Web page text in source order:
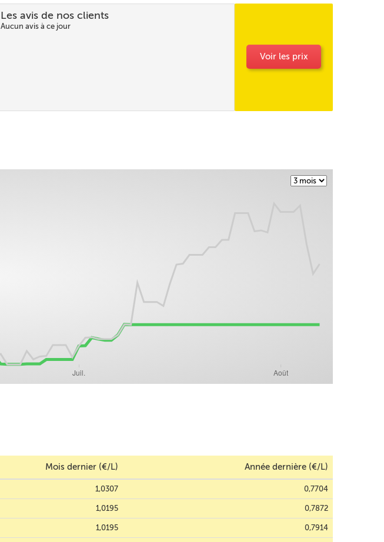
Les avis de nos clients
Aucun avis à ce jour
Voir les prix
Mois dernier (€/L) Année dernière (€/L)
1,0307 0,7704
1,0195 0,7872
1,0195 0,7914